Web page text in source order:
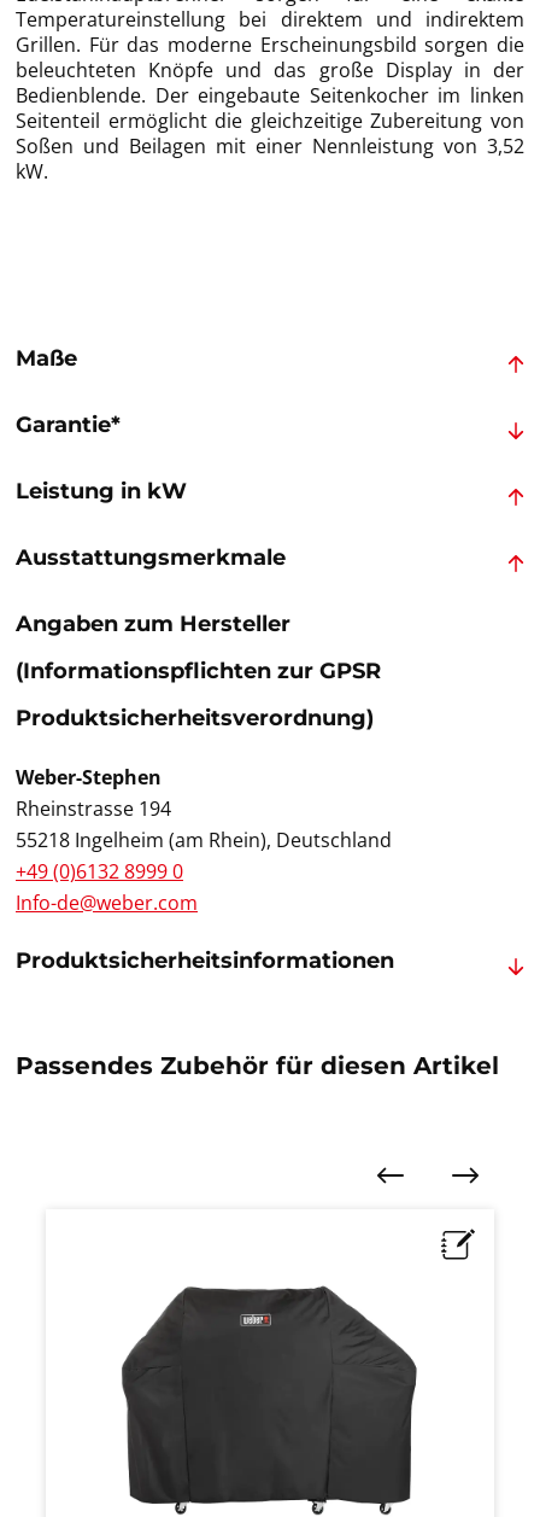
Temperatureinstellung bei direktem und indirektem
Grillen. Für das moderne Erscheinungsbild sorgen die
beleuchteten Knöpfe und das große Display in der
Bedienblende. Der eingebaute Seitenkocher im linken
Seitenteil ermöglicht die gleichzeitige Zubereitung von
Soßen und Beilagen mit einer Nennleistung von 3,52
kW.
Maße
Garantie*
Leistung in kW
Ausstattungsmerkmale
Angaben zum Hersteller
(Informationspflichten zur GPSR
Produktsicherheitsverordnung)
Weber-Stephen
Rheinstrasse 194
55218 Ingelheim (am Rhein), Deutschland
+49 (0)6132 8999 0
Info-de@weber.com
Produktsicherheitsinformationen
Passendes Zubehör für diesen Artikel